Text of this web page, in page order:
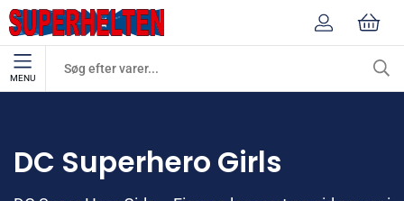
MENU
DC Superhero Girls